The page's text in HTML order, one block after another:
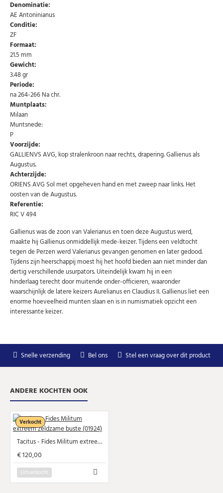
Abonneer u op onze nieuwsbrief
speciale aanbiedingen.
email
AANMELDEN
U kunt zich op elk moment weer afmelden via de nieuwsbrief.
Uw gegevens worden niet gedeeld met derden
Niet meer opnieuw tonen.
Denominatie:
AE Antoninianus
Conditie:
ZF
Formaat:
21.5 mm
Gewicht:
3.48 gr
Periode:
na 264-266 Na chr.
Muntplaats:
Milaan
Muntsnede:
P
Voorzijde:
GALLIENVS AVG, kop stralenkroon naar rechts, drapering. Gallienus als
Augustus.
Achterzijde:
ORIENS AVG Sol met opgeheven hand en met zweep naar links. Het
oosten van de Augustus.
Referentie:
RIC V 494
Gallienus was de zoon van Valerianus en toen deze Augustus werd,
maakte hij Gallienus onmiddellijk mede-keizer. Tijdens een veldtocht
tegen de Perzen werd Valerianus gevangen genomen en later gedood.
Tijdens zijn heerschappij moest hij het hoofd bieden aan niet minder dan
dertig verschillende usurpators. Uiteindelijk kwam hij in een
hinderlaag terecht door muitende onder-officieren, waaronder
waarschijnlijk de latere keizers Aurelianus en Claudius II. Gallienus liet een
enorme hoeveelheid munten slaan en is in numismatiek opzicht een
interessante keizer.
Snelle verzending Bel ons Stel een vraag over dit product
ANDERE KOCHTEN OOK
Verkocht
Tacitus - Fides Militum extreem zeldzame buste (01924)
€ 120,00
Uitverkocht